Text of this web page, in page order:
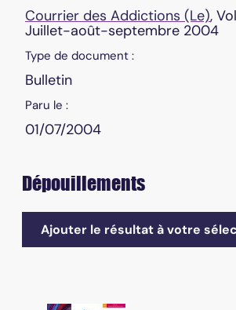
Courrier des Addictions (Le),
Juillet-août-septembre 2004
Type de document :
Bulletin
Paru le :
01/07/2004
Dépouillements
Ajouter le résultat à votre